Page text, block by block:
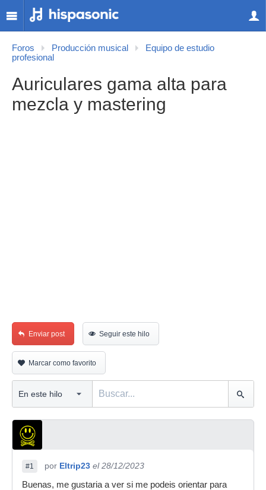
Foros Producción musical
Equipo de estudio
profesional
Auriculares gama alta para
mezcla y mastering
Enviar post Seguir este hilo
Marcar como favorito
#1 por Eltrip23 el 28/12/2023
Buenas, me gustaria a ver si me podeis orientar para